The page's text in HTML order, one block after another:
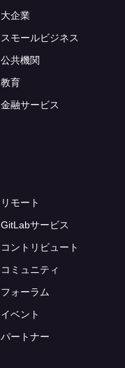
大企業
スモールビジネス
公共機関
教育
金融サービス
リモート
GitLabサービス
コントリビュート
コミュニティ
フォーラム
イベント
パートナー